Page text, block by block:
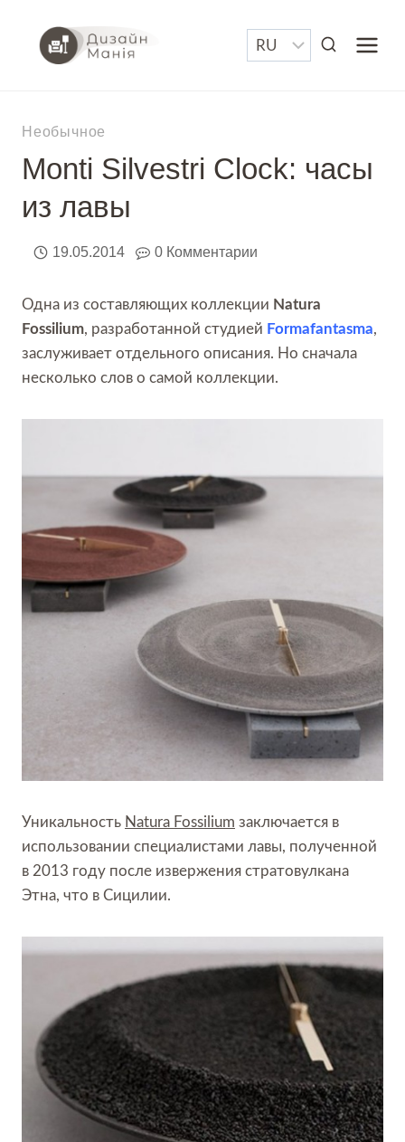
содержимому
Необычное
Monti Silvestri Clock: часы
из лавы
19.05.2014 0 Комментарии
Одна из составляющих коллекции Natura
Fossilium, разработанной студией Formafantasma,
заслуживает отдельного описания. Но сначала
несколько слов о самой коллекции.
Уникальность Natura Fossilium заключается в
использовании специалистами лавы, полученной
в 2013 году после извержения стратовулкана
Этна, что в Сицилии.